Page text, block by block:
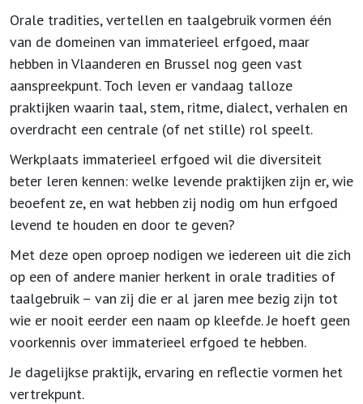
Orale tradities, vertellen en taalgebruik vormen één
van de domeinen van immaterieel erfgoed, maar
hebben in Vlaanderen en Brussel nog geen vast
aanspreekpunt. Toch leven er vandaag talloze
praktijken waarin taal, stem, ritme, dialect, verhalen en
overdracht een centrale (of net stille) rol speelt.
Werkplaats immaterieel erfgoed wil die diversiteit
beter leren kennen: welke levende praktijken zijn er, wie
beoefent ze, en wat hebben zij nodig om hun erfgoed
levend te houden en door te geven?
Met deze open oproep nodigen we iedereen uit die zich
op een of andere manier herkent in orale tradities of
taalgebruik – van zij die er al jaren mee bezig zijn tot
wie er nooit eerder een naam op kleefde. Je hoeft geen
voorkennis over immaterieel erfgoed te hebben.
Je dagelijkse praktijk, ervaring en reflectie vormen het
vertrekpunt.